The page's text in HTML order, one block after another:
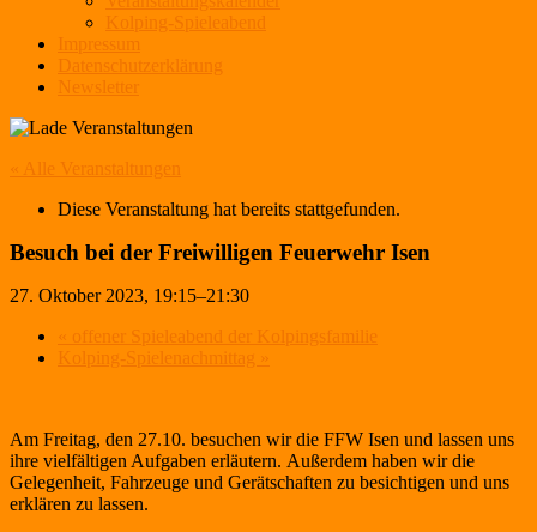
Kolping-Spieleabend
Impressum
Datenschutzerklärung
Newsletter
« Alle Veranstaltungen
Diese Veranstaltung hat bereits stattgefunden.
Besuch bei der Freiwilligen Feuerwehr Isen
27. Oktober 2023, 19:15–21:30
«
offener Spieleabend der Kolpingsfamilie
Kolping-Spielenachmittag
»
Am Freitag, den 27.10. besuchen wir die FFW Isen und lassen uns
ihre vielfältigen Aufgaben erläutern. Außerdem haben wir die
Gelegenheit, Fahrzeuge und Gerätschaften zu besichtigen und uns
erklären zu lassen.